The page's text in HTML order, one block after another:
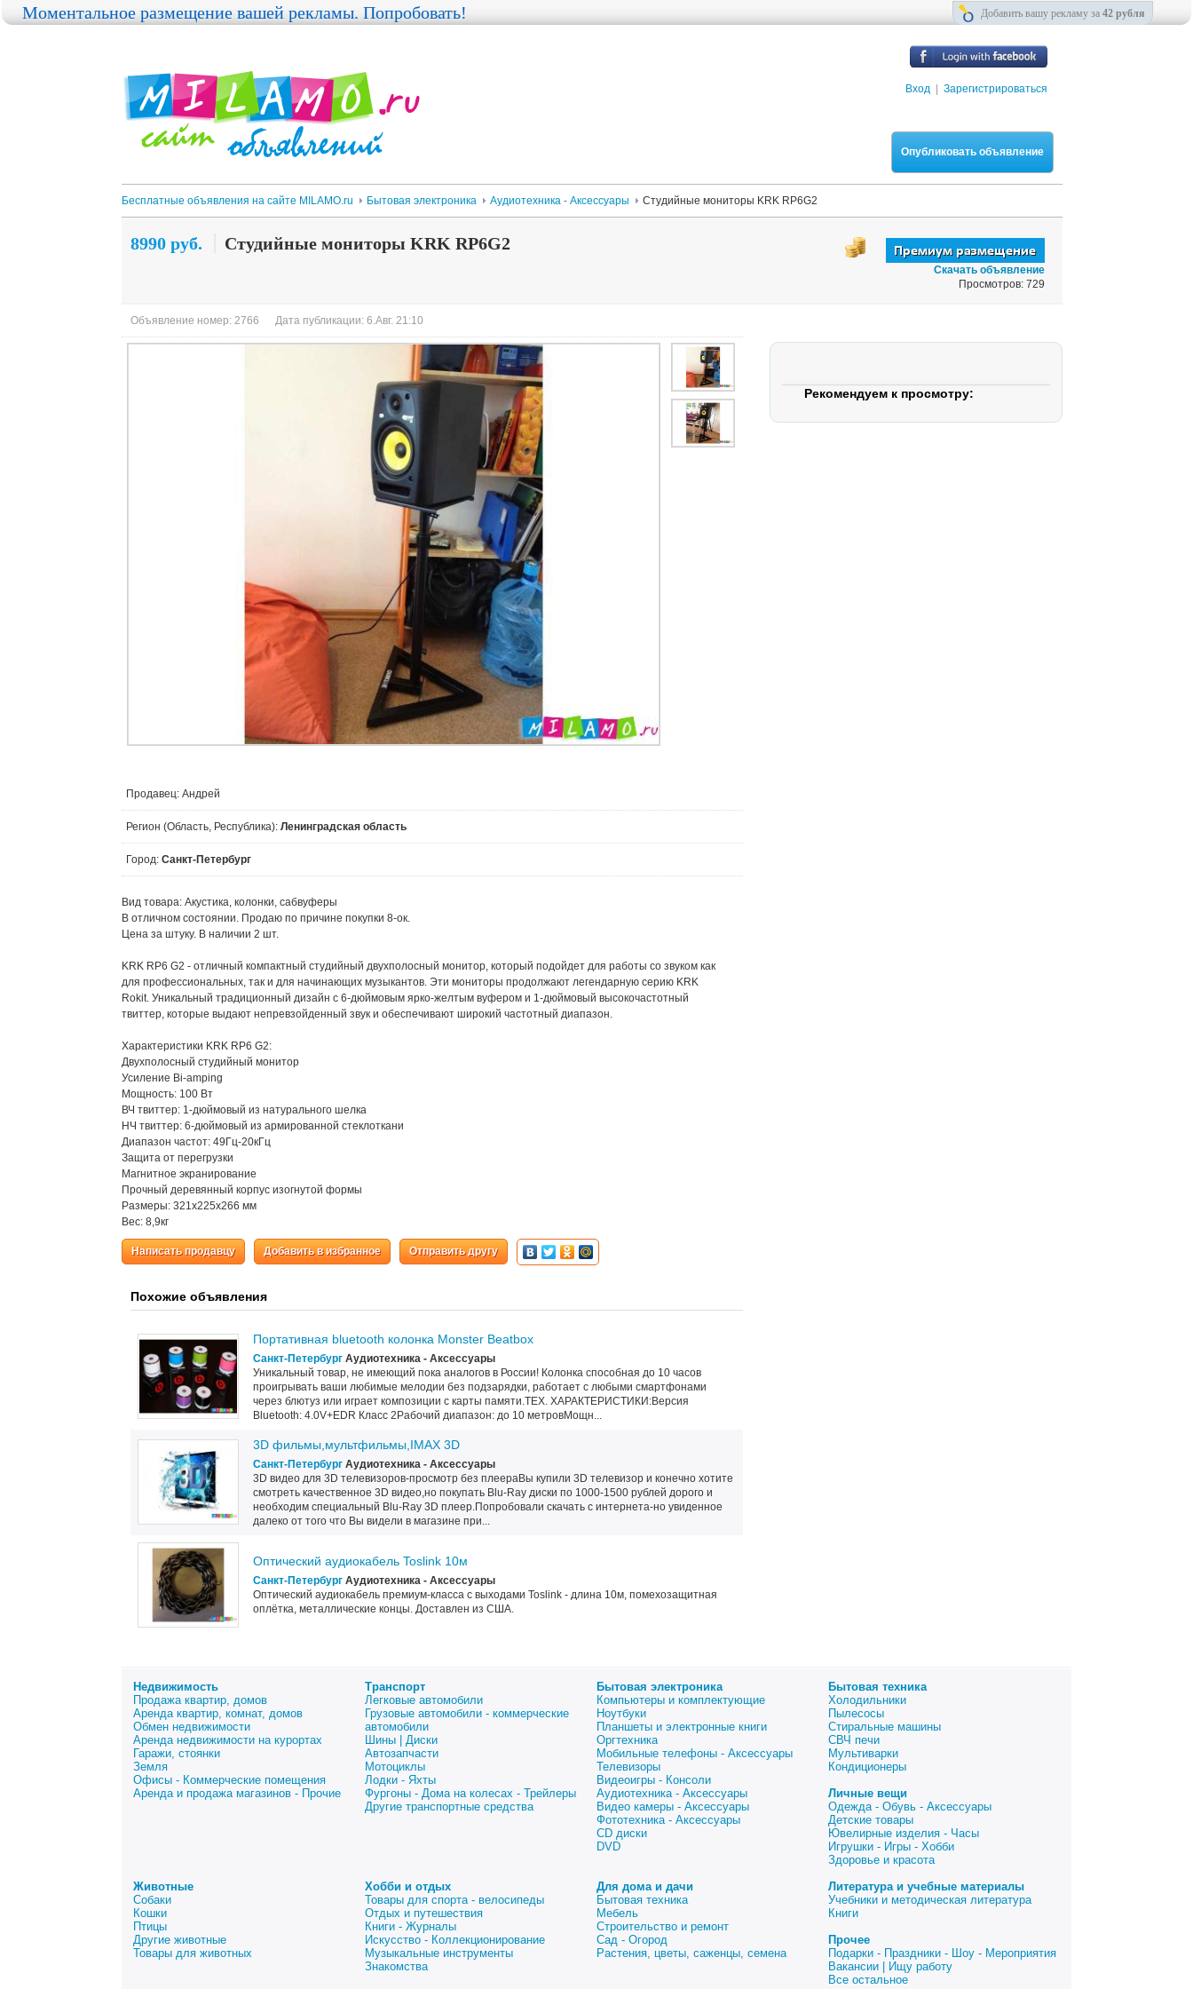
Вход Зарегистрироваться
Опубликовать объявление
Бесплатные объявления на сайте MILAMO.ru Бытовая электроника Аудиотехника - Аксессуары Студийные мониторы KRK RP6G2
8990 руб. Студийные мониторы KRK RP6G2
Скачать объявление
Просмотров: 729
Объявление номер: 2766 Дата публикации: 6.Авг. 21:10
Продавец: Андрей
Регион (Область, Республика): Ленинградская область
Город: Санкт-Петербург
Вид товара: Акустика, колонки, сабвуферы
В отличном состоянии. Продаю по причине покупки 8-ок.
Цена за штуку. В наличии 2 шт.
KRK RP6 G2 - отличный компактный студийный двухполосный монитор, который подойдет для работы со звуком как
для профессиональных, так и для начинающих музыкантов. Эти мониторы продолжают легендарную серию KRK
Rokit. Уникальный традиционный дизайн с 6-дюймовым ярко-желтым вуфером и 1-дюймовый высокочастотный
твиттер, которые выдают непревзойденный звук и обеспечивают широкий частотный диапазон.
Характеристики KRK RP6 G2:
Двухполосный студийный монитор
Усиление Bi-amping
Мощность: 100 Вт
ВЧ твиттер: 1-дюймовый из натурального шелка
НЧ твиттер: 6-дюймовый из армированной стеклоткани
Диапазон частот: 49Гц-20кГц
Защита от перегрузки
Магнитное экранирование
Прочный деревянный корпус изогнутой формы
Размеры: 321х225х266 мм
Вес: 8,9кг
Написать продавцу Добавить в избранное Отправить другу
Похожие объявления
Портативная bluetooth колонка Monster Beatbox
Санкт-Петербург Аудиотехника - Аксессуары
Уникальный товар, не имеющий пока аналогов в России! Колонка способная до 10 часов
проигрывать ваши любимые мелодии без подзарядки, работает с любыми смартфонами
через блютуз или играет композиции с карты памяти.ТЕХ. ХАРАКТЕРИСТИКИ:Версия
Bluetooth: 4.0V+EDR Класс 2Рабочий диапазон: до 10 метровМощн...
3D фильмы,мультфильмы,IMAX 3D
Санкт-Петербург Аудиотехника - Аксессуары
3D видео для 3D телевизоров-просмотр без плеераВы купили 3D телевизор и конечно хотите
смотреть качественное 3D видео,но покупать Blu-Ray диски по 1000-1500 рублей дорого и
необходим специальный Blu-Ray 3D плеер.Попробовали скачать с интернета-но увиденное
далеко от того что Вы видели в магазине при...
Оптический аудиокабель Toslink 10м
Санкт-Петербург Аудиотехника - Аксессуары
Оптический аудиокабель премиум-класса с выходами Toslink - длина 10м, помехозащитная
оплётка, металлические концы. Доставлен из США.
Моментальное размещение вашей рекламы. Попробовать! Добавить вашу рекламу за 42 рубля
Рекомендуем к просмотру:
Недвижимость
Продажа квартир, домов
Аренда квартир, комнат, домов
Обмен недвижимости
Аренда недвижимости на курортах
Гаражи, стоянки
Земля
Офисы - Коммерческие помещения
Аренда и продажа магазинов - Прочие
Транспорт
Легковые автомобили
Грузовые автомобили - коммерческие
автомобили
Шины | Диски
Автозапчасти
Мотоциклы
Лодки - Яхты
Фургоны - Дома на колесах - Трейлеры
Другие транспортные средства
Бытовая электроника
Компьютеры и комплектующие
Ноутбуки
Планшеты и электронные книги
Оргтехника
Мобильные телефоны - Аксессуары
Телевизоры
Видеоигры - Консоли
Аудиотехника - Аксессуары
Видео камеры - Аксессуары
Фототехника - Аксессуары
CD диски
DVD
Бытовая техника
Холодильники
Пылесосы
Стиральные машины
СВЧ печи
Мультиварки
Кондиционеры
Личные вещи
Одежда - Обувь - Аксессуары
Детские товары
Ювелирные изделия - Часы
Игрушки - Игры - Хобби
Здоровье и красота
Животные
Собаки
Кошки
Птицы
Другие животные
Товары для животных
Хобби и отдых
Товары для спорта - велосипеды
Отдых и путешествия
Книги - Журналы
Искусство - Коллекционирование
Музыкальные инструменты
Знакомства
Для дома и дачи
Бытовая техника
Мебель
Строительство и ремонт
Сад - Огород
Растения, цветы, саженцы, семена
Литература и учебные материалы
Учебники и методическая литература
Книги
Прочее
Подарки - Праздники - Шоу - Мероприятия
Вакансии | Ищу работу
Все остальное